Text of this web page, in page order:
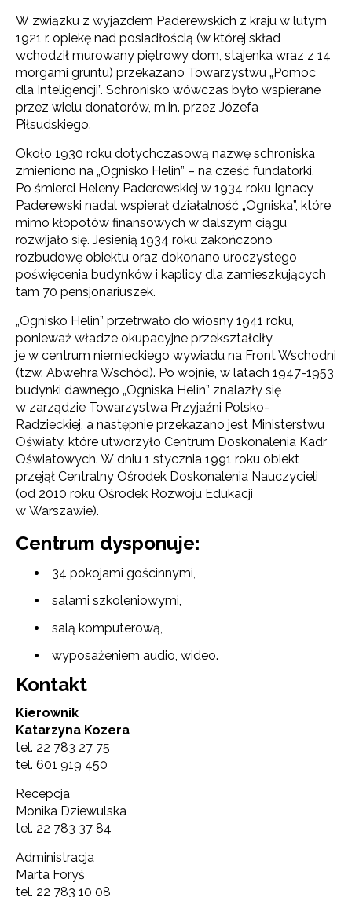
W związku z wyjazdem Paderewskich z kraju w lutym
1921 r. opiekę nad posiadłością (w której skład
wchodził murowany piętrowy dom, stajenka wraz z 14
morgami gruntu) przekazano Towarzystwu „Pomoc
dla Inteligencji”. Schronisko wówczas było wspierane
przez wielu donatorów, m.in. przez Józefa
Piłsudskiego.
Około 1930 roku dotychczasową nazwę schroniska
zmieniono na „Ognisko Helin” – na cześć fundatorki.
Po śmierci Heleny Paderewskiej w 1934 roku Ignacy
Paderewski nadal wspierał działalność „Ogniska”, które
mimo kłopotów finansowych w dalszym ciągu
rozwijało się. Jesienią 1934 roku zakończono
rozbudowę obiektu oraz dokonano uroczystego
poświęcenia budynków i kaplicy dla zamieszkujących
tam 70 pensjonariuszek.
„Ognisko Helin” przetrwało do wiosny 1941 roku,
ponieważ władze okupacyjne przekształciły
je w centrum niemieckiego wywiadu na Front Wschodni
(tzw. Abwehra Wschód). Po wojnie, w latach 1947-1953
budynki dawnego „Ogniska Helin” znalazły się
w zarządzie Towarzystwa Przyjaźni Polsko-
Radzieckiej, a następnie przekazano jest Ministerstwu
Oświaty, które utworzyło Centrum Doskonalenia Kadr
Oświatowych. W dniu 1 stycznia 1991 roku obiekt
przejął Centralny Ośrodek Doskonalenia Nauczycieli
(od 2010 roku Ośrodek Rozwoju Edukacji
w Warszawie).
Centrum dysponuje:
34 pokojami gościnnymi,
salami szkoleniowymi,
salą komputerową,
wyposażeniem audio, wideo.
Kontakt
Kierownik
Katarzyna Kozera
tel. 22 783 27 75
tel. 601 919 450
Recepcja
Monika Dziewulska
tel. 22 783 37 84
Administracja
Marta Foryś
tel. 22 783 10 08